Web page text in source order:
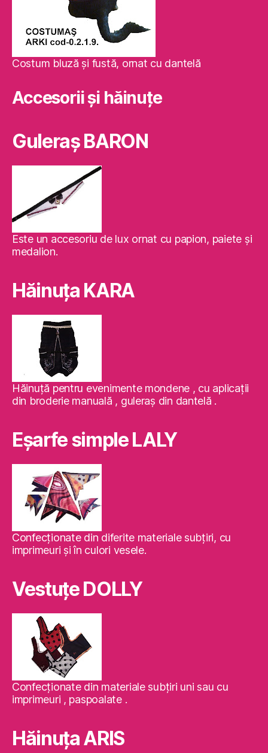
Costum bluză şi fustă, ornat cu dantelă
Accesorii și hăinuțe
Guleraş BARON
Este un accesoriu de lux ornat cu papion, paiete şi
medalion.
Hăinuţa KARA
Hăinuţă pentru evenimente mondene , cu aplicaţii
din broderie manuală , guleraş din dantelă .
Eşarfe simple LALY
Confecţionate din diferite materiale subţiri, cu
imprimeuri şi în culori vesele.
Vestuţe DOLLY
Confecţionate din materiale subţiri uni sau cu
imprimeuri , paspoalate .
Hăinuţa ARIS